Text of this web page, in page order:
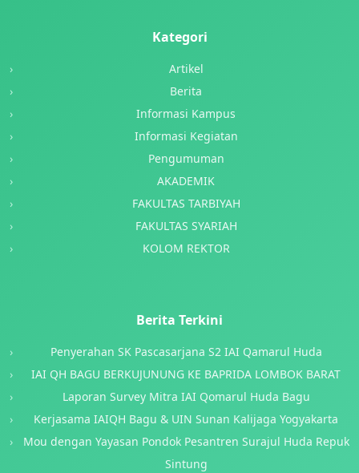
Kategori
Artikel
Berita
Informasi Kampus
Informasi Kegiatan
Pengumuman
AKADEMIK
FAKULTAS TARBIYAH
FAKULTAS SYARIAH
KOLOM REKTOR
Berita Terkini
Penyerahan SK Pascasarjana S2 IAI Qamarul Huda
IAI QH BAGU BERKUJUNUNG KE BAPRIDA LOMBOK BARAT
Laporan Survey Mitra IAI Qomarul Huda Bagu
Kerjasama IAIQH Bagu & UIN Sunan Kalijaga Yogyakarta
Mou dengan Yayasan Pondok Pesantren Surajul Huda Repuk
Sintung